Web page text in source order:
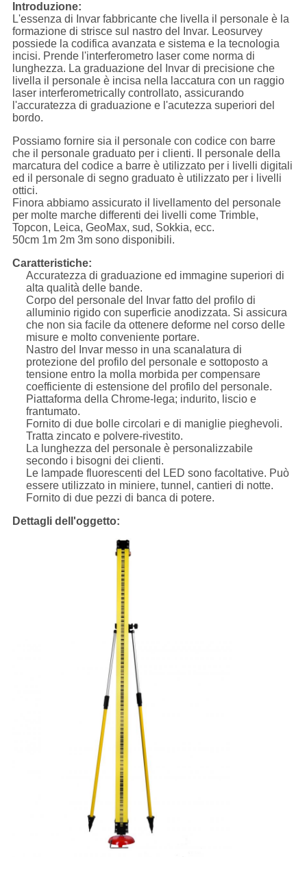
Introduzione:
L'essenza di Invar fabbricante che livella il personale è la
formazione di strisce sul nastro del Invar. Leosurvey
possiede la codifica avanzata e sistema e la tecnologia
incisi. Prende l'interferometro laser come norma di
lunghezza. La graduazione del Invar di precisione che
livella il personale è incisa nella laccatura con un raggio
laser interferometrically controllato, assicurando
l'accuratezza di graduazione e l'acutezza superiori del
bordo.
Possiamo fornire sia il personale con codice con barre
che il personale graduato per i clienti. Il personale della
marcatura del codice a barre è utilizzato per i livelli digitali
ed il personale di segno graduato è utilizzato per i livelli
ottici.
Finora abbiamo assicurato il livellamento del personale
per molte marche differenti dei livelli come Trimble,
Topcon, Leica, GeoMax, sud, Sokkia, ecc.
50cm 1m 2m 3m sono disponibili.
Caratteristiche:
Accuratezza di graduazione ed immagine superiori di
alta qualità delle bande.
Corpo del personale del Invar fatto del profilo di
alluminio rigido con superficie anodizzata. Si assicura
che non sia facile da ottenere deforme nel corso delle
misure e molto conveniente portare.
Nastro del Invar messo in una scanalatura di
protezione del profilo del personale e sottoposto a
tensione entro la molla morbida per compensare
coefficiente di estensione del profilo del personale.
Piattaforma della Chrome-lega; indurito, liscio e
frantumato.
Fornito di due bolle circolari e di maniglie pieghevoli.
Tratta zincato e polvere-rivestito.
La lunghezza del personale è personalizzabile
secondo i bisogni dei clienti.
Le lampade fluorescenti del LED sono facoltative. Può
essere utilizzato in miniere, tunnel, cantieri di notte.
Fornito di due pezzi di banca di potere.
Dettagli dell'oggetto: